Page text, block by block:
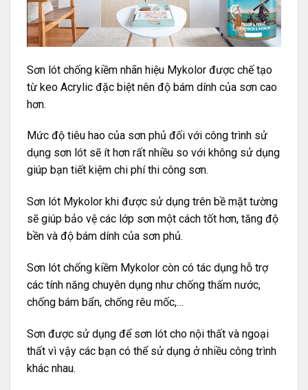
Sơn lót chống kiềm nhãn hiệu Mykolor được chế tạo
từ keo Acrylic đặc biệt nên độ bám dính của sơn cao
hơn.
Mức độ tiêu hao của sơn phủ đối với công trình sử
dụng sơn lót sẽ ít hơn rất nhiều so với không sử dụng
giúp bạn tiết kiệm chi phí thi công sơn.
Sơn lót Mykolor khi được sử dụng trên bề mặt tường
sẽ giúp bảo vệ các lớp sơn một cách tốt hơn, tăng độ
bền và độ bám dính của sơn phủ.
Sơn lót chống kiềm Mykolor còn có tác dụng hỗ trợ
các tính năng chuyên dụng như chống thấm nước,
chống bám bẩn, chống rêu mốc,…
Sơn được sử dụng để sơn lót cho nội thất và ngoại
thất vì vậy các bạn có thể sử dụng ở nhiều công trình
khác nhau.